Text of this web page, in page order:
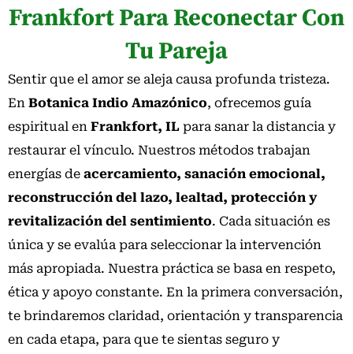
Frankfort Para Reconectar Con
Tu Pareja
Sentir que el amor se aleja causa profunda tristeza.
En Botanica Indio Amazónico, ofrecemos guía
espiritual en Frankfort, IL para sanar la distancia y
restaurar el vínculo. Nuestros métodos trabajan
energías de acercamiento, sanación emocional,
reconstrucción del lazo, lealtad, protección y
revitalización del sentimiento. Cada situación es
única y se evalúa para seleccionar la intervención
más apropiada. Nuestra práctica se basa en respeto,
ética y apoyo constante. En la primera conversación,
te brindaremos claridad, orientación y transparencia
en cada etapa, para que te sientas seguro y